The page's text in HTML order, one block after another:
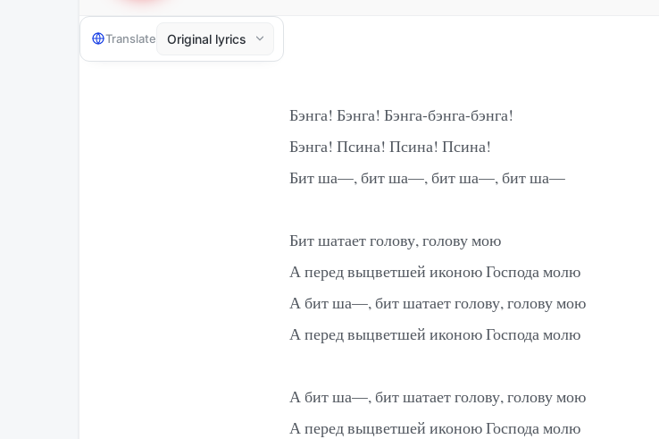
Translate
Бэнга! Бэнга! Бэнга-бэнга-бэнга!
Бэнга! Псина! Псина! Псина!
Бит ша—, бит ша—, бит ша—, бит ша—
Бит шатает голову, голову мою
А перед выцветшей иконою Господа молю
А бит ша—, бит шатает голову, голову мою
А перед выцветшей иконою Господа молю
А бит ша—, бит шатает голову, голову мою
А перед выцветшей иконою Господа молю